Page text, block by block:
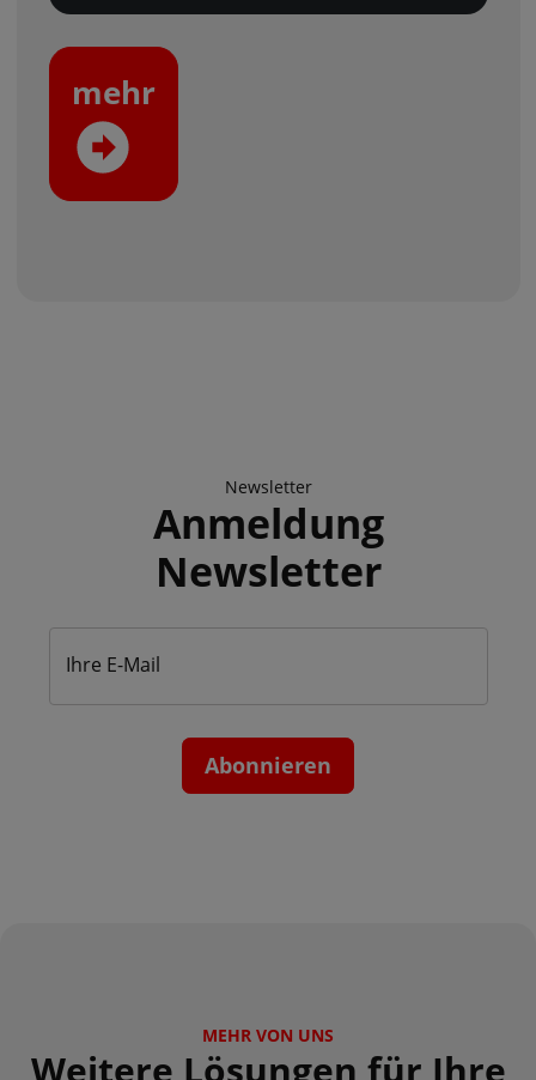
mehr
Newsletter
Anmeldung
Newsletter
Ihre E-Mail
Abonnieren
MEHR VON UNS
Weitere Lösungen für Ihre